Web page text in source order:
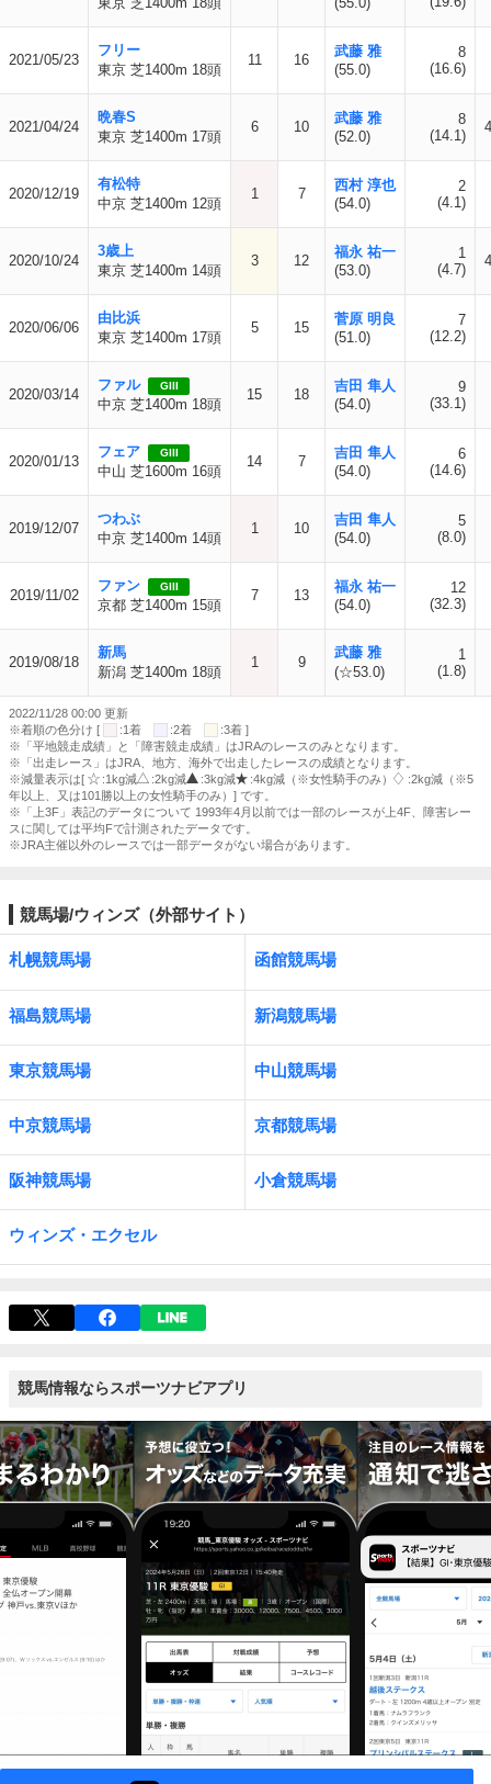
2021/05/23
フリー
東京 芝1400m 18頭
11 16
武藤 雅
(55.0)
8
(16.6)
2021/04/24
晩春S
東京 芝1400m 17頭
6 10
武藤 雅
(52.0)
8
(14.1)
2020/12/19
有松特
中京 芝1400m 12頭
1 7
西村 淳也
(54.0)
2
(4.1)
2020/10/24
3歳上
東京 芝1400m 14頭
3 12
福永 祐一
(53.0)
1
(4.7)
2020/06/06
由比浜
東京 芝1400m 17頭
5 15
菅原 明良
(51.0)
7
(12.2)
2020/03/14
ファル GIII
中京 芝1400m 18頭
15 18
吉田 隼人
(54.0)
9
(33.1)
2020/01/13
フェア GIII
中山 芝1600m 16頭
14 7
吉田 隼人
(54.0)
6
(14.6)
2019/12/07
つわぶ
中京 芝1400m 14頭
1 10
吉田 隼人
(54.0)
5
(8.0)
2019/11/02
ファン GIII
京都 芝1400m 15頭
7 13
福永 祐一
(54.0)
12
(32.3)
2019/08/18
新馬
新潟 芝1400m 18頭
1 9
武藤 雅
(☆53.0)
1
(1.8)
2022/11/28 00:00 更新
※着順の色分け [
:1着 :2着
:3着 ]
※「平地競走成績」と「障害競走成績」はJRAのレースのみとなります。
※「出走レース」はJRA、地方、海外で出走したレースの成績となります。
※減量表示は[
:1kg減 :2kg減 :3kg減 :4kg減（※女性騎手のみ）
:2kg減（※5
年以上、又は101勝以上の女性騎手のみ）] です。
※「上3F」表記のデータについて 1993年4月以前では一部のレースが上4F、障害レー
スに関しては平均Fで計測されたデータです。
※JRA主催以外のレースでは一部データがない場合があります。
競馬場/ウィンズ（外部サイト）
札幌競馬場 函館競馬場
福島競馬場 新潟競馬場
東京競馬場 中山競馬場
中京競馬場 京都競馬場
阪神競馬場 小倉競馬場
ウィンズ・エクセル
競馬情報ならスポーツナビアプリ